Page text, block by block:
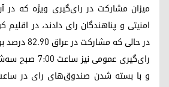
میزان مشارکت در رای‌گیری ویژه که در
در حالی که مشارکت در عراق ۸۲.۹۰ درصد بود.